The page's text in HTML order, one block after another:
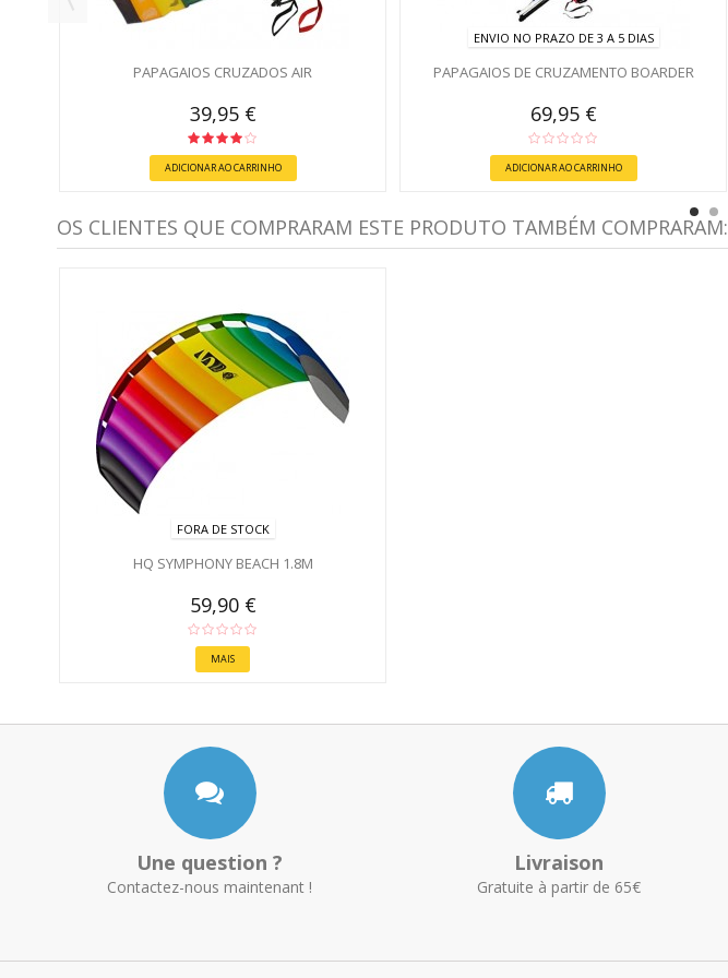
PAPAGAIOS CRUZADOS AIR
39,95 €
ADICIONAR AO CARRINHO
ENVIO NO PRAZO DE 3 A 5 DIAS
PAPAGAIOS DE CRUZAMENTO BOARDER
69,95 €
ADICIONAR AO CARRINHO
OS CLIENTES QUE COMPRARAM ESTE PRODUTO TAMBÉM COMPRARAM:
FORA DE STOCK
HQ SYMPHONY BEACH 1.8M
59,90 €
MAIS
Une question ?
Contactez-nous maintenant !
Livraison
Gratuite à partir de 65€